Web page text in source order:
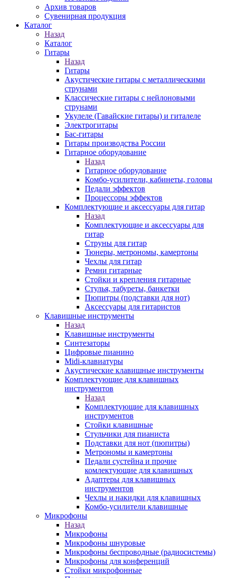
Архив товаров
Сувенирная продукция
Каталог
Назад
Каталог
Гитары
Назад
Гитары
Акустические гитары с металлическими
струнами
Классические гитары с нейлоновыми
струнами
Укулеле (Гавайские гитары) и гиталеле
Электрогитары
Бас-гитары
Гитары производства России
Гитарное оборудование
Назад
Гитарное оборудование
Комбо-усилители, кабинеты, головы
Педали эффектов
Процессоры эффектов
Комплектующие и аксессуары для гитар
Назад
Комплектующие и аксессуары для
гитар
Струны для гитар
Тюнеры, метрономы, камертоны
Чехлы для гитар
Ремни гитарные
Стойки и крепления гитарные
Стулья, табуреты, банкетки
Пюпитры (подставки для нот)
Аксессуары для гитаристов
Клавишные инструменты
Назад
Клавишные инструменты
Синтезаторы
Цифровые пианино
Midi-клавиатуры
Акустические клавишные инструменты
Комплектующие для клавишных
инструментов
Назад
Комплектующие для клавишных
инструментов
Стойки клавишные
Стульчики для пианиста
Подставки для нот (пюпитры)
Метрономы и камертоны
Педали сустейна и прочие
комлектующие для клавишных
Адаптеры для клавишных
инструментов
Чехлы и накидки для клавишных
Комбо-усилители клавишные
Микрофоны
Назад
Микрофоны
Микрофоны шнуровые
Микрофоны беспроводные (радиосистемы)
Микрофоны для конференций
Стойки микрофонные